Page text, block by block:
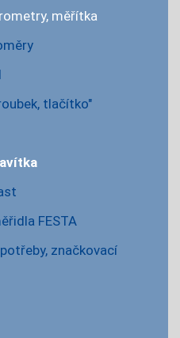
měřítka
tlačítko"
FESTA
značkovací